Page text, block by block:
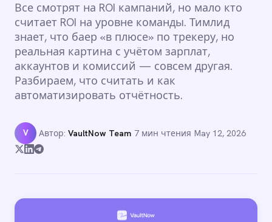
Все смотрят на ROI кампаний, но мало кто
считает ROI на уровне команды. Тимлид
знает, что баер «в плюсе» по трекеру, но
реальная картина с учётом зарплат,
аккаунтов и комиссий — совсем другая.
Разбираем, что считать и как
автоматизировать отчётность.
V Автор: VaultNow Team 7 мин чтения May 12, 2026